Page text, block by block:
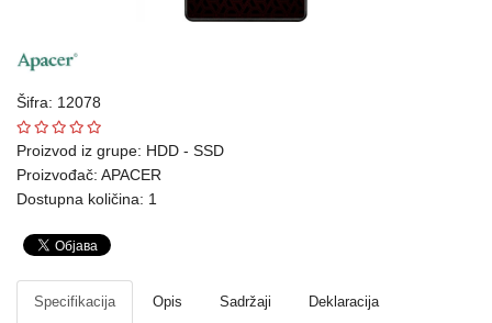
Telefoni
oprema
Mrežna
Fotoaparati
Šifra: 12078
Proizvod iz grupe: HDD - SSD
Proizvođač: APACER
Dostupna količina: 1
Specifikacija Opis Sadržaji Deklaracija